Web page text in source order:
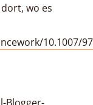
wo es
10.1007/